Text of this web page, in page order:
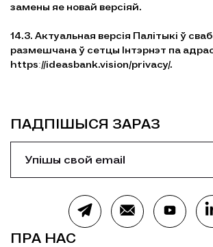
замены яе новай версіяй.
14.3. Актуальная версія Палітыкі ў
размешчана ў сетцы Інтэрнэт па
httpsː//ideasbank.vision/privacy/.
ПРА НАС
ПАДПІШЫСЯ ЗАРАЗ